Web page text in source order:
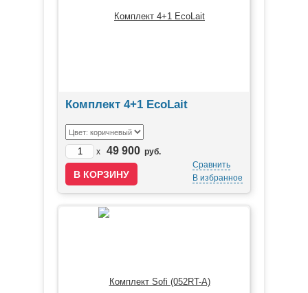
Комплект 4+1 EcoLait
x 49 900 руб.
Сравнить
В избранное